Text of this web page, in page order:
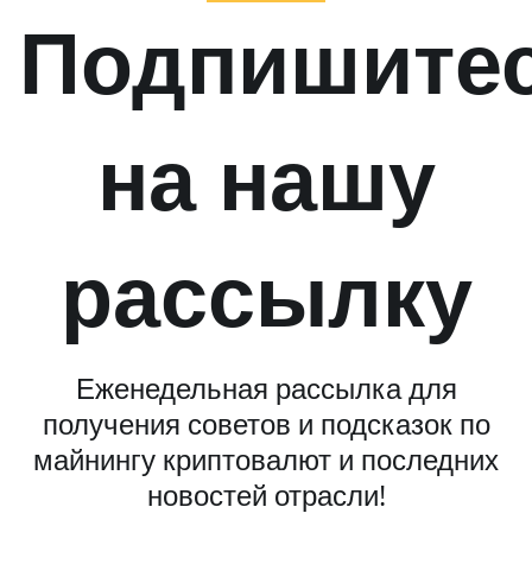
на нашу
рассылку
Еженедельная рассылка для
получения советов и подсказок по
майнингу криптовалют и последних
новостей отрасли!